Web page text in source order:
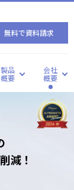
製品
概要
会社
概要
無料で資料請求
減！